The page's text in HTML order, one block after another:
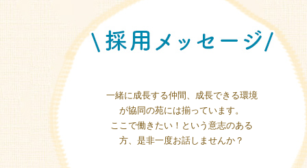
一緒に成長する仲間、成長できる環境
が協同の苑には揃っています。
ここで働きたい！という意志のある
方、是非一度お話しませんか？